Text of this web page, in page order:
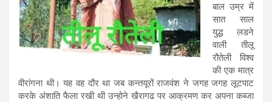
बाल उम्र में
सात साल
युद्ध लडने
वाली तीलू
रौतेली विश्व
की एक मात्र
वीरांगना थी। यह वह दौर था जब कन्तयूरों राजवंश ने जगह जगह लूटपाट
करके अंशाति फैला रखी थी उन्होने खैरागढ पर आक्रमण कर अपना कब्जा